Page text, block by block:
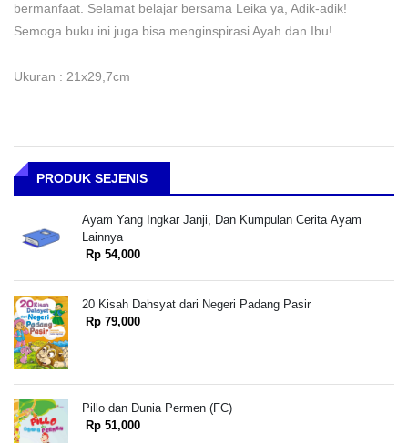
bermanfaat. Selamat belajar bersama Leika ya, Adik-adik!
Semoga buku ini juga bisa menginspirasi Ayah dan Ibu!
Ukuran : 21x29,7cm
PRODUK SEJENIS
Ayam Yang Ingkar Janji, Dan Kumpulan Cerita Ayam
Lainnya
Rp 54,000
20 Kisah Dahsyat dari Negeri Padang Pasir
Rp 79,000
Pillo dan Dunia Permen (FC)
Rp 51,000